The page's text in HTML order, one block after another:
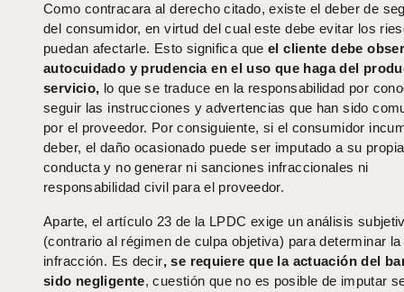
Como contracara al derecho citado, existe el deber de
del consumidor, en virtud del cual este debe evitar los
puedan afectarle. Esto significa queel cliente debe
autocuidado y prudencia en el uso que haga del
servicio, lo que se traduce en la responsabilidad por
seguir las instrucciones y advertencias que han sido
por el proveedor. Por consiguiente, si el consumidor
deber, el daño ocasionado puede ser imputado a su propia
conducta y no generar ni sanciones infraccionales ni
responsabilidad civil para el proveedor.
Aparte, el artículo 23 de la LPDC exige un análisis
(contrario al régimen de culpa objetiva) para determinar la
infracción. Es decir, se requiere que la actuación del
sido negligente, cuestión que no es posible de imputar